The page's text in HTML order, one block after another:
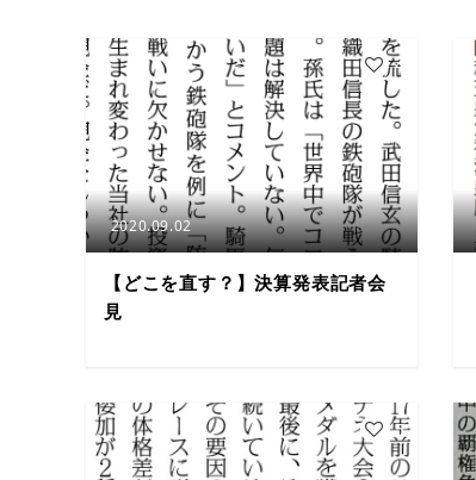
2020.09.02
【どこを直す？】決算発表記者会
見
4
5